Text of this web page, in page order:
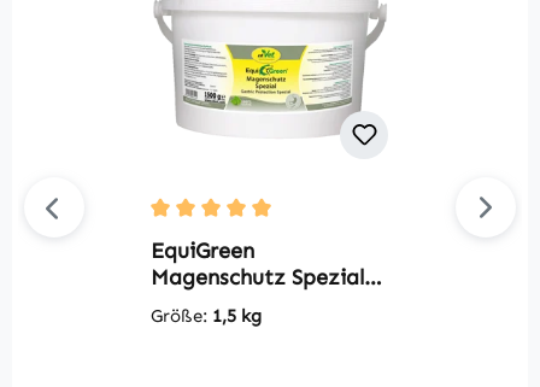
Durchschnittliche Bewertung von 5 von 5
EquiGreen
Magenschutz Spezial
1,5 kg
Größe: 1,5 kg